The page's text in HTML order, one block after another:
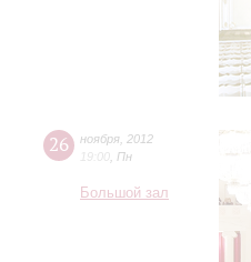
26 ноября 2012
19:00 Пн
Большой зал